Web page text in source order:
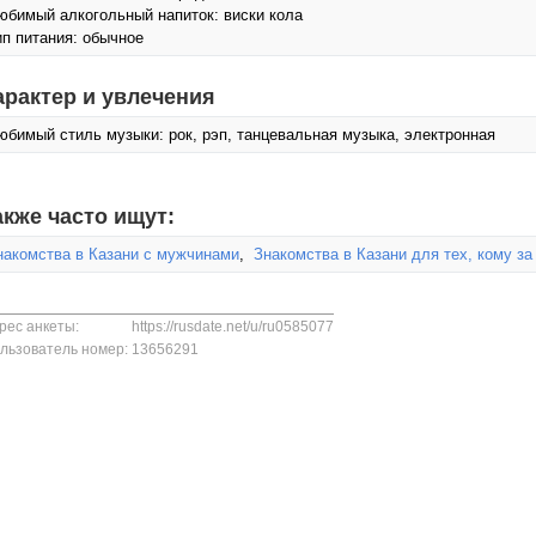
алкогольный напиток: виски кола
питания: обычное
и увлечения
стиль музыки: рок, рэп, танцевальная музыка, электронная
часто ищут:
в Казани с мужчинами, Знакомства в Казани для тех, кому за
анкеты:
https://rusdate.net/u/ru0585077
номер: 13656291